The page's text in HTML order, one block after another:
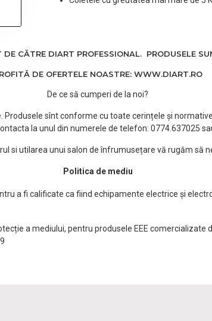
CĂTRE DIART PROFESSIONAL. PRODUSELE
DE OFERTELE NOASTRE: WWW.DIART.RO
De ce să cumperi de la noi?
sînt conforme cu toate cerințele și
la unul din numerele de telefon: 0774.637025
si utilarea unui salon de înfrumusețare vă rugăm să
Politica de mediu
a fi calificate ca fiind echipamente electrice și
a mediului, pentru produsele EEE comercializate